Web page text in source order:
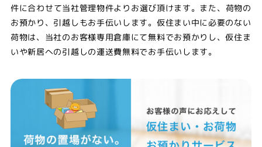
件に合わせて当社管理物件よりお選び頂けます。また、荷物の
お預かり、引越しもお手伝いします。仮住まい中に必要のない
荷物は、当社のお客様専用倉庫にて無料でお預かりし、仮住ま
いや新居への引越しの運送費無料でお手伝いします。